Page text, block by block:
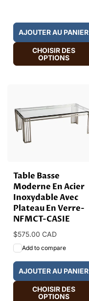
AJOUTER AU PANIER
CHOISIR DES
OPTIONS
Table Basse
Moderne En Acier
Inoxydable Avec
Plateau En Verre-
NFMCT-CASIE
Prix
habituel
$575.00 CAD
Add to compare
AJOUTER AU PANIER
CHOISIR DES
OPTIONS